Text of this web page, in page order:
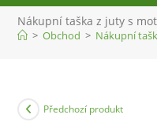
Nákupní taška z juty s
> Obchod > Nákupní
Předchozí produkt